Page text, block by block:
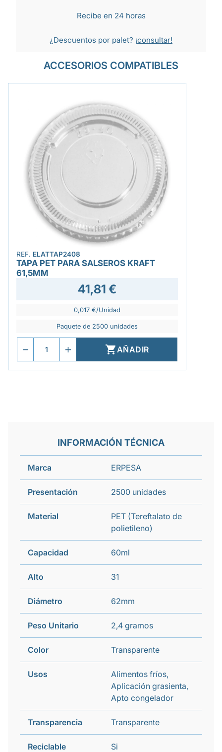
Recibe en 24 horas
¿Descuentos por palet? ¡consultar!
ACCESORIOS COMPATIBLES
REF. ELATTAP2408
TAPA PET PARA SALSEROS KRAFT
61,5MM
41,81 €
0,017 €/Unidad
Paquete de 2500 unidades
AÑADIR
INFORMACIÓN TÉCNICA
Marca ERPESA
Presentación 2500 unidades
Material
PET (Tereftalato de
polietileno)
Capacidad 60ml
Alto 31
Diámetro 62mm
Peso Unitario 2,4 gramos
Color Transparente
Usos
Alimentos fríos,
Aplicación grasienta,
Apto congelador
Transparencia Transparente
Reciclable Si